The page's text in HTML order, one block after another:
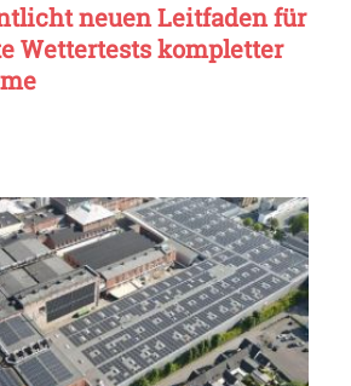
neuen Leitfaden für
Wettertests kompletter